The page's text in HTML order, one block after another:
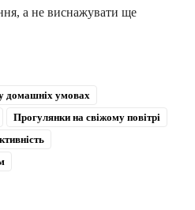
а не виснажувати ще
домашніх умовах
Прогулянки на свіжому повітрі